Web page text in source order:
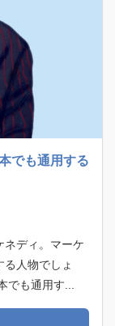
でも通用する
ネディ。マーケ
人物でしょ
でも通用す...